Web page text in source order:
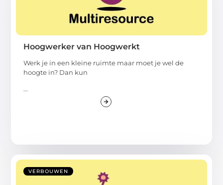
Hoogwerker van Hoogwerkt
Werk je in een kleine ruimte maar moet je wel de
hoogte in? Dan kun
...
VERBOUWEN